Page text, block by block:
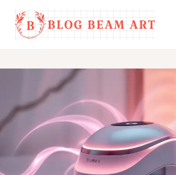
Skip
content